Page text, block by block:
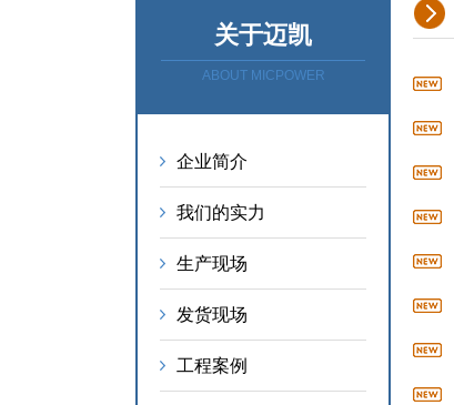
关于迈凯
ABOUT MICPOWER
企业简介
我们的实力
生产现场
发货现场
工程案例